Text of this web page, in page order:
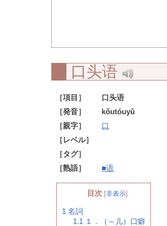
口头语
［項目］
口头语
［発音］
kǒutóuyǔ
［親字］
口
［レベル］
［タグ］
［熟語］
■语
目次 [非表示]
1 名詞
1.1 １．（～儿）口癖